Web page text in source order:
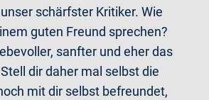
schärfster Kritiker. Wie
guten Freund sprechen?
sanfter und eher das
dir daher mal selbst die
mit dir selbst befreundet,